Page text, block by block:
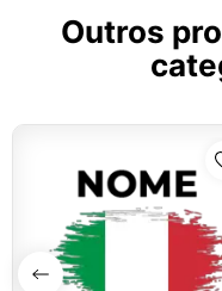
Outros